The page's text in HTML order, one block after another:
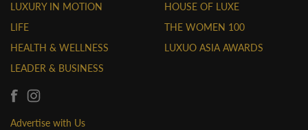
LUXURY IN MOTION
LIFE
HEALTH & WELLNESS
LEADER & BUSINESS
HOUSE OF LUXE
THE WOMEN 100
LUXUO ASIA AWARDS
Advertise with Us